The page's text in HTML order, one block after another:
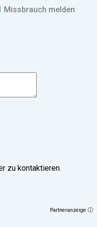
Missbrauch melden
zu kontaktieren.
Partneranzeige ⓘ